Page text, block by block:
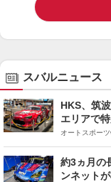
スバルニュース
HKS、筑
エリアで
オートスポー
約3ヵ月の
ンネット